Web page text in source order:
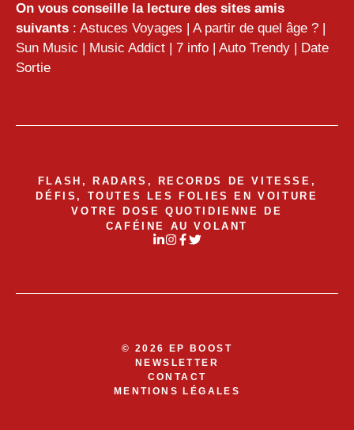
On vous conseille la lecture des sites amis
suivants : Astuces Voyages | A partir de quel âge ? |
Sun Music | Music Addict | 7 info | Auto Trendy | Date
Sortie
FLASH, RADARS, RECORDS DE VITESSE,
DÉFIS, TOUTES LES FOLIES EN VOITURE
VOTRE DOSE QUOTIDIENNE DE
CAFÉINE AU VOLANT
© 2026 EP BOOST
NEWSLETTER
CONTACT
MENTIONS LÉGALES